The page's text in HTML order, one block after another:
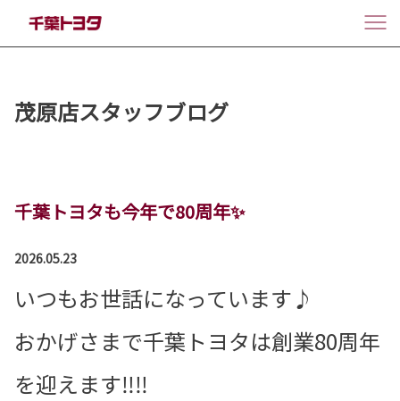
茂原店スタッフブログ
千葉トヨタも今年で80周年✨
2026.05.23
いつもお世話になっています♪
おかげさまで千葉トヨタは創業80周年
を迎えます‼‼